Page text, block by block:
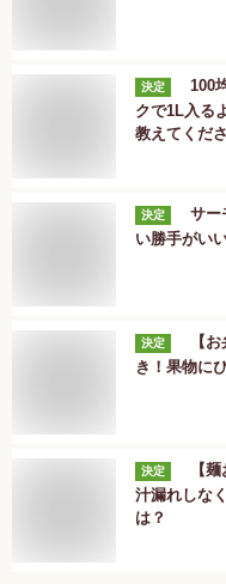
決定
100
クで1L入る
教えてくださ
決定
サー
い勝手がい
決定
【
き！果物に
決定
【
汁漏れしな
は？